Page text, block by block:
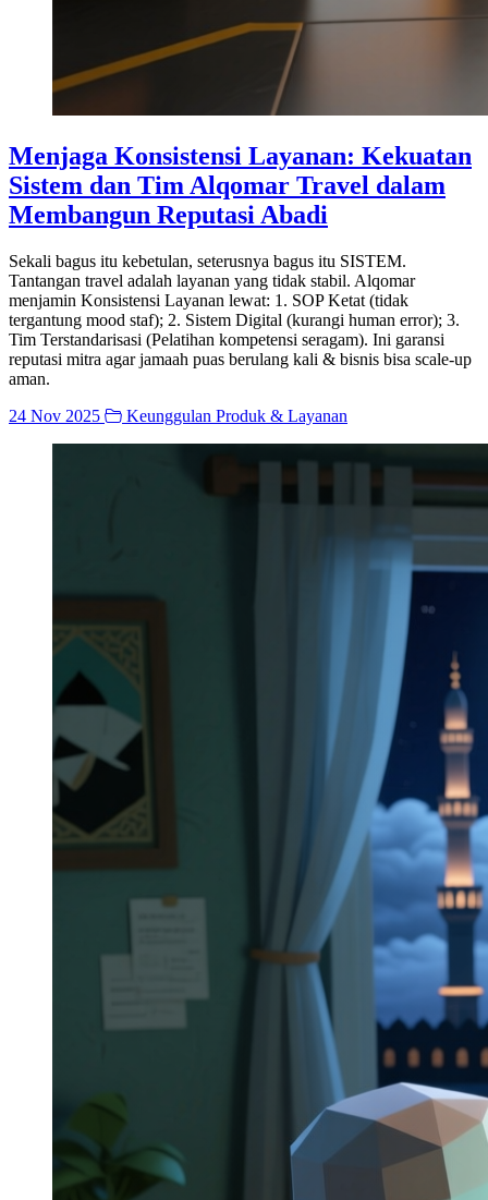
Menjaga Konsistensi Layanan: Kekuatan
Sistem dan Tim Alqomar Travel dalam
Membangun Reputasi Abadi
Sekali bagus itu kebetulan, seterusnya bagus itu SISTEM.
Tantangan travel adalah layanan yang tidak stabil. Alqomar
menjamin Konsistensi Layanan lewat: 1. SOP Ketat (tidak
tergantung mood staf); 2. Sistem Digital (kurangi human error); 3.
Tim Terstandarisasi (Pelatihan kompetensi seragam). Ini garansi
reputasi mitra agar jamaah puas berulang kali & bisnis bisa scale-up
aman.
24 Nov 2025
Keunggulan Produk & Layanan